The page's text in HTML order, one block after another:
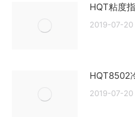
HQT粘度
2019-07-20
HQT8502
2019-07-20